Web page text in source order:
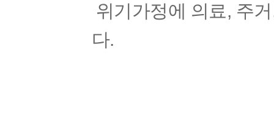
위기가정에 의료, 주
다.